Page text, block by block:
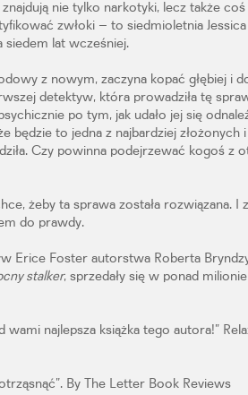
nie tylko narkotyki, lecz także
zwłoki – to siedmioletnia
siedem lat wcześniej.
z nowym, zaczyna kopać głębiej i
detektyw, która prowadziła tę
po tym, jak udało jej się
będzie to jedna z najbardziej złożonych i
Czy powinna podejrzewać kogoś z
żeby ta sprawa została rozwiązana. I
do prawdy.
Erice Foster autorstwa Roberta
stalker, sprzedały się w ponad milionie
najlepsza książka tego autora!”
By The Letter Book Reviews